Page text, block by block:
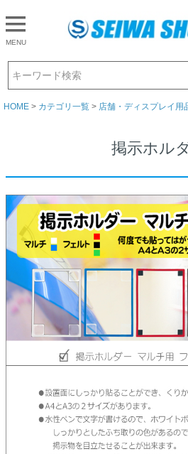
MENU
HOME カテゴリ一覧 店舗・ディスプレイ用
ログイン
オーダーメイドテープシリーズ
ドリームパック
ドリームパックシリーズ
掲示ホル